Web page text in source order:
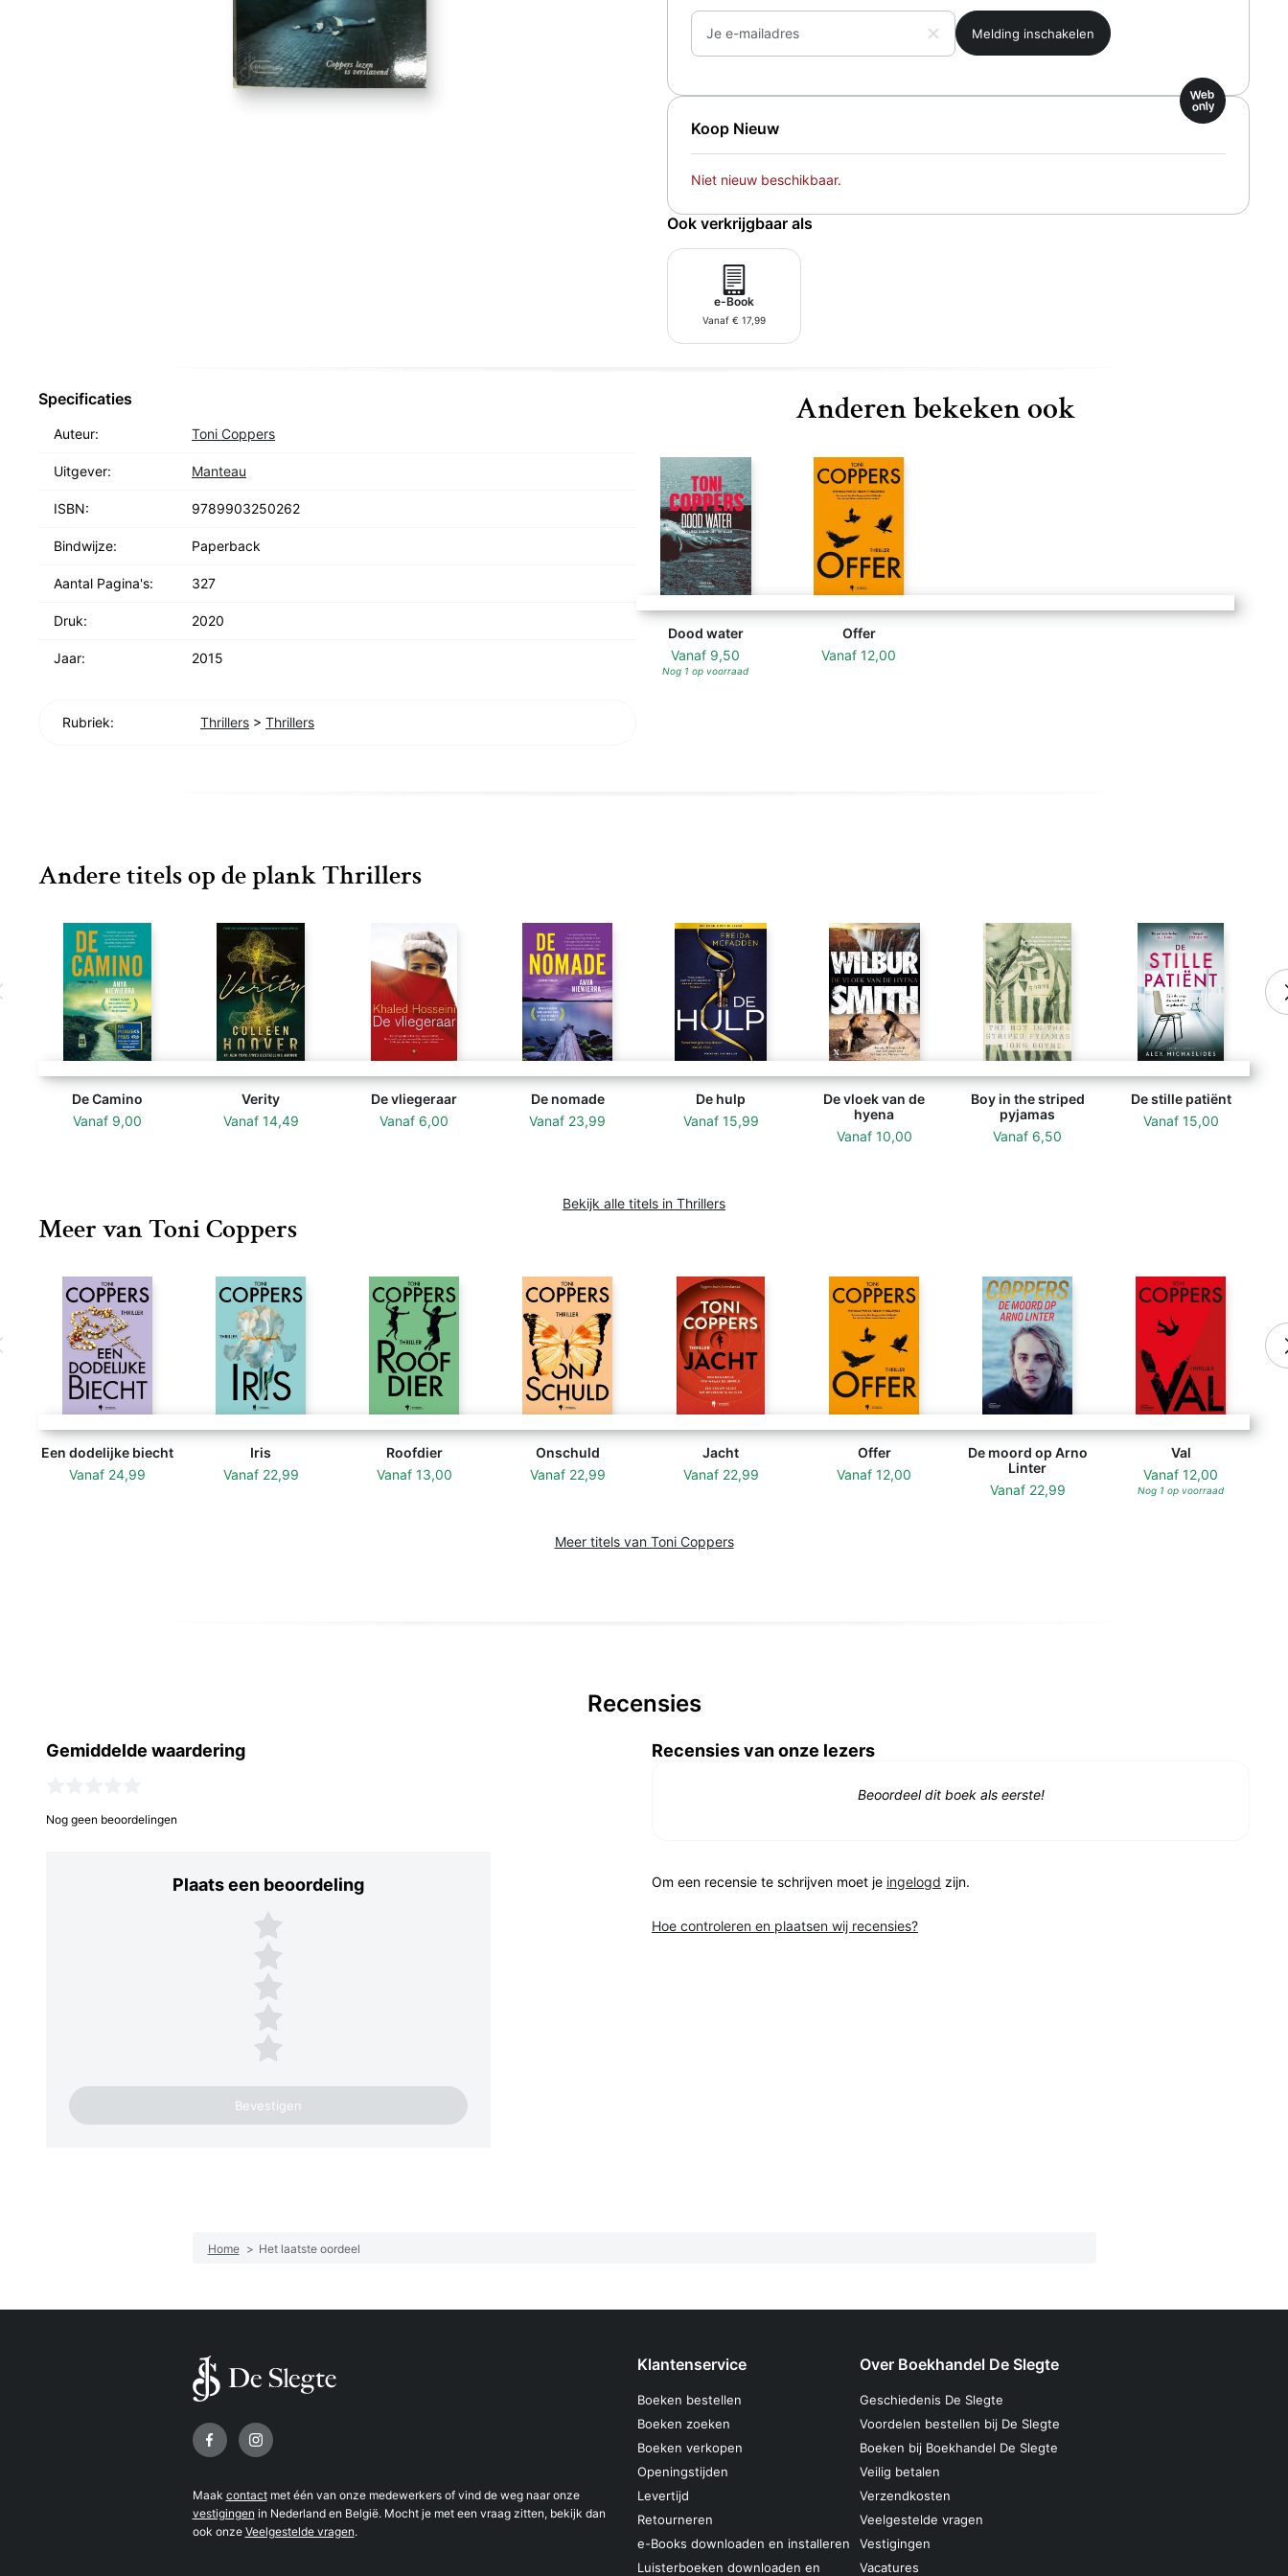
Je e-mailadres
Koop Nieuw
Web
only
Niet nieuw beschikbaar.
Ook verkrijgbaar als
e-Book
Vanaf € 17,99
Anderen bekeken ook
Dood water
Vanaf 9,50
Nog 1 op voorraad
Offer
Vanaf 12,00
Specificaties
Auteur: Toni Coppers
Uitgever: Manteau
ISBN: 9789903250262
Bindwijze: Paperback
Aantal Pagina's: 327
Druk: 2020
Jaar: 2015
Rubriek: Thrillers > Thrillers
Andere titels op de plank Thrillers
De Camino
Vanaf 9,00
Verity
Vanaf 14,49
De vliegeraar
Vanaf 6,00
De nomade
Vanaf 23,99
De hulp
Vanaf 15,99
De vloek van de
hyena
Vanaf 10,00
Boy in the striped
pyjamas
Vanaf 6,50
De stille patiënt
Vanaf 15,00
Bekijk alle titels in Thrillers
Meer van Toni Coppers
Een dodelijke biecht
Vanaf 24,99
Iris
Vanaf 22,99
Roofdier
Vanaf 13,00
Onschuld
Vanaf 22,99
Jacht
Vanaf 22,99
Offer
Vanaf 12,00
De moord op Arno
Linter
Vanaf 22,99
Val
Vanaf 12,00
Nog 1 op voorraad
Meer titels van Toni Coppers
Recensies
Gemiddelde waardering
Nog geen beoordelingen
Plaats een beoordeling
Plaats een beoordeling
5 sterren
4 sterren
3 sterren
2 sterren
1 ster
Recensies van onze lezers
Beoordeel dit boek als eerste!
Om een recensie te schrijven moet je ingelogd zijn.
Hoe controleren en plaatsen wij recensies?
Home > Het laatste oordeel
Volg ons op
Maak contactmet één van onze medewerkers of vind de weg naar onze
vestigingen in Nederland en België. Mocht je met een vraag zitten, bekijk dan
ook onze Veelgestelde vragen.
Klantenservice
Boeken bestellen
Boeken zoeken
Boeken verkopen
Openingstijden
Levertijd
Retourneren
e-Books downloaden en installeren
Luisterboeken downloaden en
Over Boekhandel De Slegte
Geschiedenis De Slegte
Voordelen bestellen bij De Slegte
Boeken bij Boekhandel De Slegte
Veilig betalen
Verzendkosten
Veelgestelde vragen
Vestigingen
Vacatures